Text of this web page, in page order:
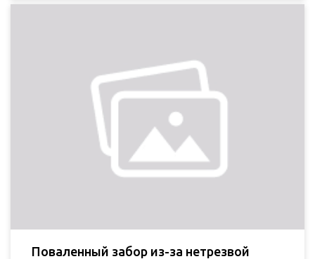
Поваленный забор из-за нетрезвой